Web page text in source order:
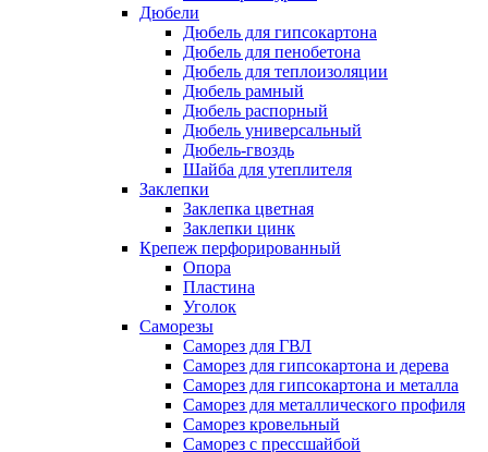
Дюбели
Дюбель для гипсокартона
Дюбель для пенобетона
Дюбель для теплоизоляции
Дюбель рамный
Дюбель распорный
Дюбель универсальный
Дюбель-гвоздь
Шайба для утеплителя
Заклепки
Заклепка цветная
Заклепки цинк
Крепеж перфорированный
Опора
Пластина
Уголок
Саморезы
Саморез для ГВЛ
Саморез для гипсокартона и дерева
Саморез для гипсокартона и металла
Саморез для металлического профиля
Саморез кровельный
Саморез с прессшайбой